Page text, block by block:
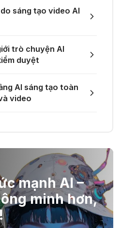
API AI miễn phí
thêm 1 tháng ChatGPT
AI Agent - Trợ thủ đắc
văn bản
Convergence - AI
hoá
sáng tạo video AI
trò chuyện AI
duyệt
AI sáng tạo toàn
video
mạnh AI –
minh hơn,